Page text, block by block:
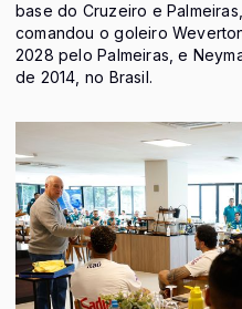
base do Cruzeiro e
comandou o goleiro
2028 pelo Palmeiras, e
de 2014, no Brasil.